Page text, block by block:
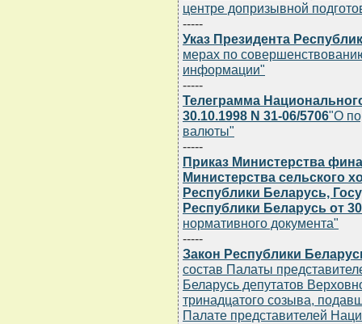
центре допризывной
-----
Указ Президента
мерах по
информации"
-----
Телеграмма
30.10.1998 N 31-06/5706"О
валюты"
-----
Приказ Министерства
Министерства сельского
Республики Беларусь,
Республики Беларусь от
нормативного документа"
-----
Закон Республики
состав Палаты
Беларусь депутатов
тринадцатого созыва,
Палате представителей